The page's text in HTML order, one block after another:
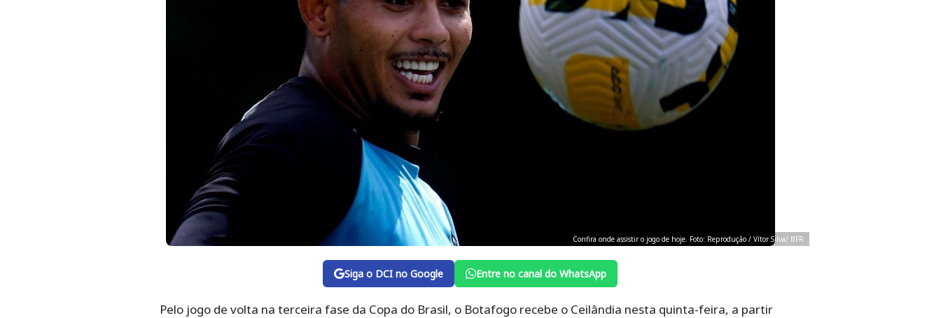
Confira onde assistir o jogo de hoje. Foto: Reprodução / Vítor Silva/ BFR
Siga o DCI no Google Entre no canal do WhatsApp
Pelo jogo de volta na terceira fase da Copa do Brasil, o Botafogo recebe o Ceilândia nesta quinta-feira, a partir